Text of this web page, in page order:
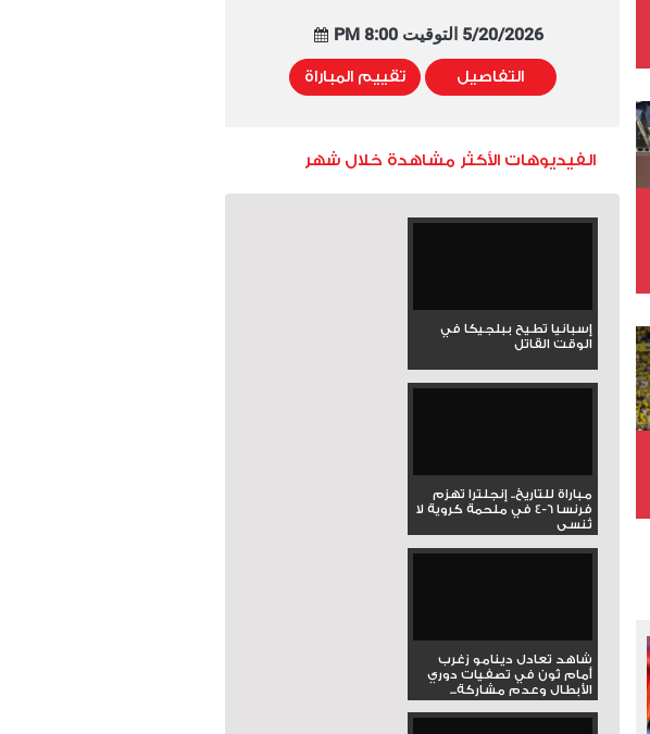
5/20/2026 التوقيت 8:00 PM
التفاصيل تقييم المباراة
الفيديوهات الأكثر مشاهدة خلال شهر
إسبانيا تطيح ببلجيكا في
الوقت القاتل
مباراة للتاريخ.. إنجلترا تهزم
فرنسا 6-4 في ملحمة كروية لا
تُنسى
شاهد تعادل دينامو زغرب
أمام ثون في تصفيات دوري
الأبطال وعدم مشاركة...